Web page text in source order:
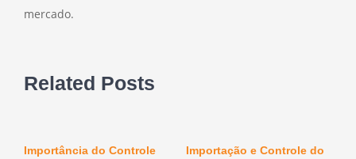
mercado.
Related Posts
Importância do Controle
Importação e Controle do